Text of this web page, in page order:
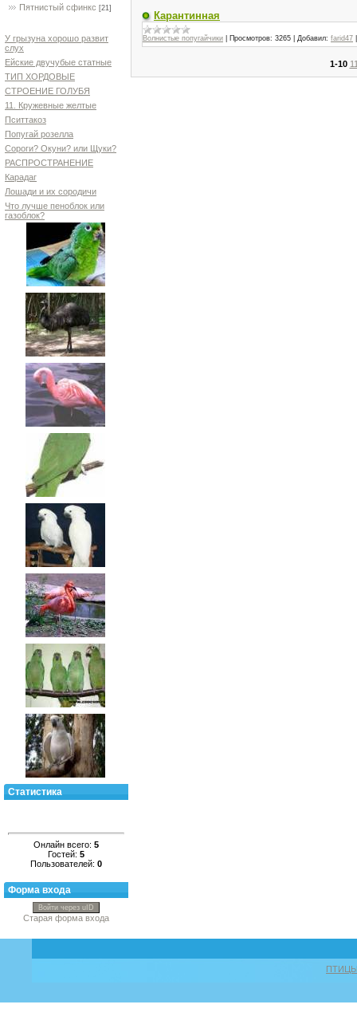
Пятнистый сфинкс [21]
У грызуна хорошо развит
слух
Ейские двучубые статные
ТИП ХОРДОВЫЕ
СТРОЕНИЕ ГОЛУБЯ
11. Кружевные желтые
Пситтакоз
Попугай розелла
Сороги? Окуни? или Щуки?
РАСПРОСТРАНЕНИЕ
Карадаг
Лошади и их сородичи
Что лучше пеноблок или
газоблок?
Статистика
Онлайн всего: 5
Гостей: 5
Пользователей: 0
Форма входа
Войти через uID
Старая форма входа
Карантинная
Волнистые попугайчики Просмотров: 3265 Добавил: farid47
1-10